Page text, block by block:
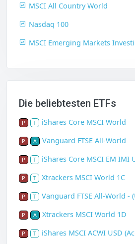
MSCI All Country World
Nasdaq 100
MSCI Emerging Markets
Die beliebtesten ETFs
P T iShares Core MSCI World
P A Vanguard FTSE All-World
P T iShares Core MSCI EM IMI
P T Xtrackers MSCI World 1C
P T Vanguard FTSE All-World -
P A Xtrackers MSCI World 1D
P T iShares MSCI ACWI USD